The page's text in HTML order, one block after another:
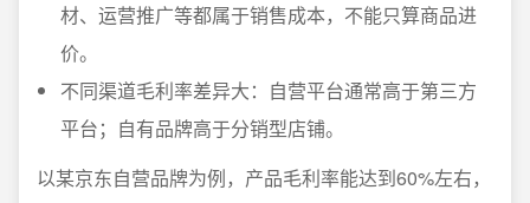
材、运营推广等都属于销售成本，不能只算商品进
价。
不同渠道毛利率差异大：自营平台通常高于第三方
平台；自有品牌高于分销型店铺。
以某京东自营品牌为例，产品毛利率能达到60%左右，